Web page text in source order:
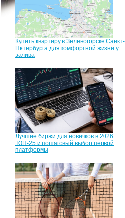
Купить квартиру в Зеленогорске Санкт-
Петербурга для комфортной жизни у
залива
Лучшие биржи для новичков в 2026:
ТОП-25 и пошаговый выбор первой
платформы